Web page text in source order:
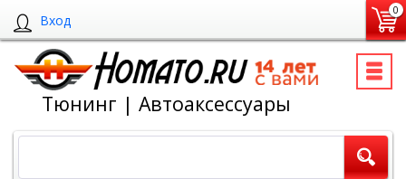
Вход
0
Тюнинг | Автоаксессуары